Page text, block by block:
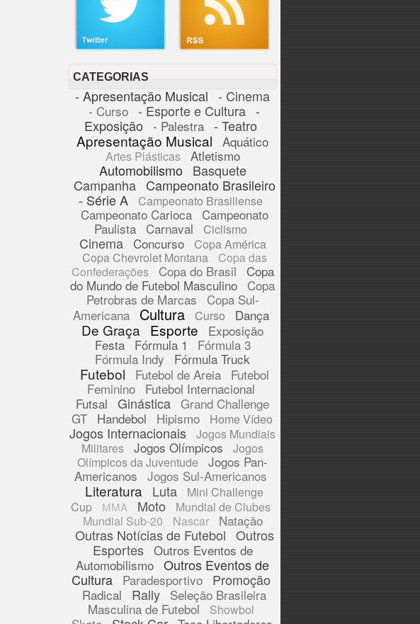
CATEGORIAS
- Apresentação Musical - Cinema
- Curso - Esporte e Cultura -
Exposição - Palestra - Teatro
Apresentação Musical Aquático
Artes Plásticas Atletismo
Automobilismo
Basquete
Campanha Campeonato Brasileiro
- Série A
Campeonato Brasiliense
Campeonato Carioca
Campeonato
Paulista Carnaval Ciclismo
Cinema Concurso
Copa América
Copa Chevrolet Montana
Copa das
Confederações
Copa do Brasil Copa
do Mundo de Futebol Masculino Copa
Petrobras de Marcas
Copa Sul-
Americana
Cultura Curso Dança
De Graça Esporte
Exposição
Festa
Fórmula 1
Fórmula 3
Fórmula Indy
Fórmula Truck
Futebol Futebol de Areia
Futebol
Feminino
Futebol Internacional
Futsal Ginástica Grand Challenge
GT Handebol Hipismo Home Vídeo
Jogos Internacionais
Jogos Mundiais
Militares
Jogos Olímpicos
Jogos
Olímpicos da Juventude
Jogos Pan-
Americanos Jogos Sul-Americanos
Literatura Luta
Mini Challenge
Cup
MMA Moto
Mundial de Clubes
Mundial Sub-20
Nascar Natação
Outras Notícias de Futebol Outros
Esportes Outros Eventos de
Automobilismo Outros Eventos de
Cultura
Paradesportivo Promoção
Radical Rally Seleção Brasileira
Masculina de Futebol
Showbol